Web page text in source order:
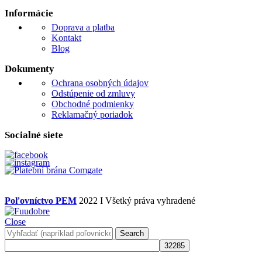
Informácie
Doprava a platba
Kontakt
Blog
Dokumenty
Ochrana osobných údajov
Odstúpenie od zmluvy
Obchodné podmienky
Reklamačný poriadok
Socialné siete
Poľovníctvo PEM 2022 I Všetký práva vyhradené
Close
Search